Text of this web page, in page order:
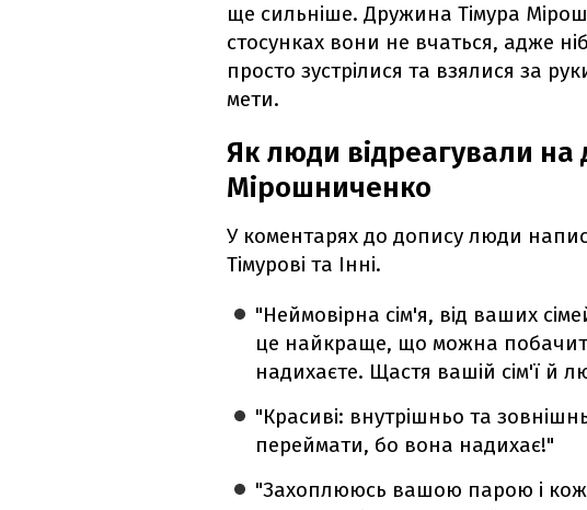
ще сильніше. Дружина Тімура
стосунках вони не вчаться, адже
просто зустрілися та взялися за
мети.
Як люди відреагували на
Мірошниченко
У коментарях до допису люди
Тімурові та Інні.
"Неймовірна сім'я, від ваших
це найкраще, що можна
надихаєте. Щастя вашій сім'ї й
"Красиві: внутрішньо та
переймати, бо вона надихає!"
"Захоплююсь вашою парою і